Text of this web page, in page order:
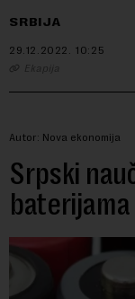
SRBIJA
29.12.2022. 10:25
Ekapija
Autor: Nova ekonomija
Srpski